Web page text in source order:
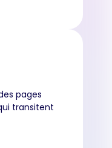
pages
transitent